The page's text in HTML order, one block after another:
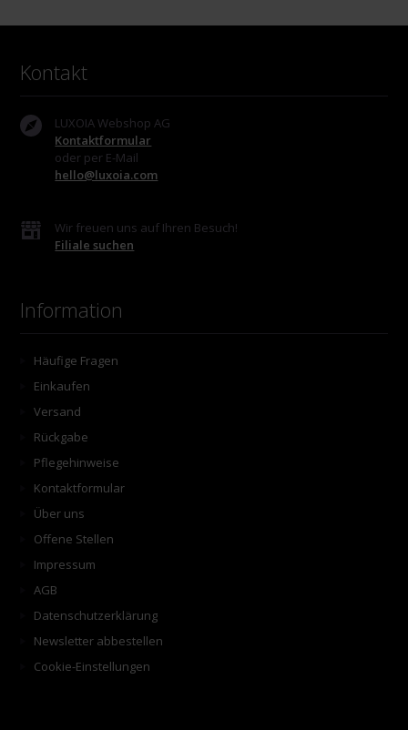
Kontakt
LUXOIA Webshop AG
Kontaktformular
oder per E-Mail
hello@luxoia.com
Wir freuen uns auf Ihren Besuch!
Filiale suchen
Information
Häufige Fragen
Einkaufen
Versand
Rückgabe
Pflegehinweise
Kontaktformular
Über uns
Offene Stellen
Impressum
AGB
Datenschutzerklärung
Newsletter abbestellen
Cookie-Einstellungen